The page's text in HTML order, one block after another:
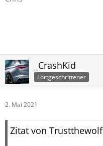
_CrashKid
Fortgeschrittener
2. Mai 2021
Zitat von Trustthewolf